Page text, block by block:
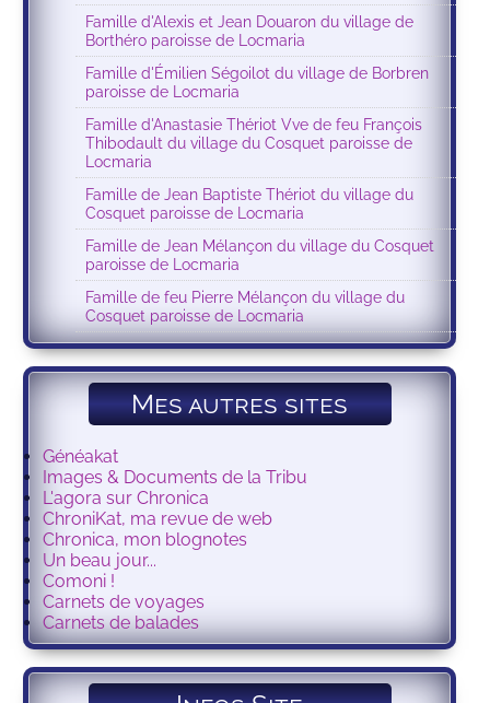
Famille d'Alexis et Jean Douaron du village de
Borthéro paroisse de Locmaria
Famille d'Émilien Ségoilot du village de Borbren
paroisse de Locmaria
Famille d'Anastasie Thériot Vve de feu François
Thibodault du village du Cosquet paroisse de
Locmaria
Famille de Jean Baptiste Thériot du village du
Cosquet paroisse de Locmaria
Famille de Jean Mélançon du village du Cosquet
paroisse de Locmaria
Famille de feu Pierre Mélançon du village du
Cosquet paroisse de Locmaria
Mes autres sites
Généakat
Images & Documents de la Tribu
L'agora sur Chronica
ChroniKat, ma revue de web
Chronica, mon blognotes
Un beau jour...
Comoni !
Carnets de voyages
Carnets de balades